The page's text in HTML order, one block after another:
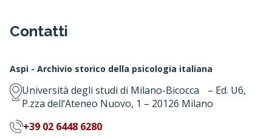
Contatti
Aspi - Archivio storico della psicologia italiana
Università degli studi di Milano-Bicocca – Ed. U6,
P.zza dell’Ateneo Nuovo, 1 – 20126 Milano
+39 02 6448 6280